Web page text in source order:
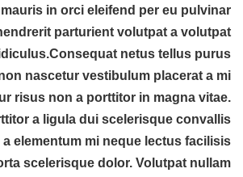
in orci eleifend per eu pulvinar
parturient volutpat a volutpat
Consequat netus tellus purus
nascetur vestibulum placerat a mi
risus non a porttitor in magna vitae.
a ligula dui scelerisque convallis
a elementum mi neque lectus facilisis
scelerisque dolor. Volutpat nullam